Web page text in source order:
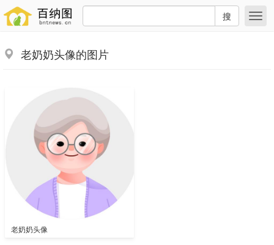
搜
老奶奶头像的图片
老奶奶头像